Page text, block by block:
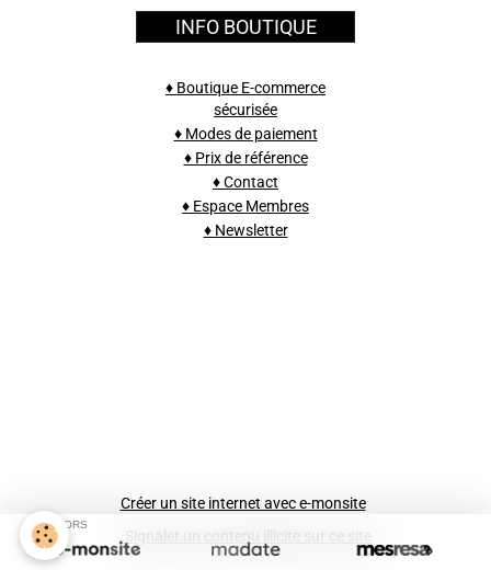
INFO BOUTIQUE
♦ Boutique E-commerce
sécurisée
♦ Modes de paiement
♦ Prix de référence
♦ Contact
♦ Espace Membres
♦ Newsletter
Créer un site internet avec e-monsite
Signaler un contenu illicite sur ce site
SPONSORS